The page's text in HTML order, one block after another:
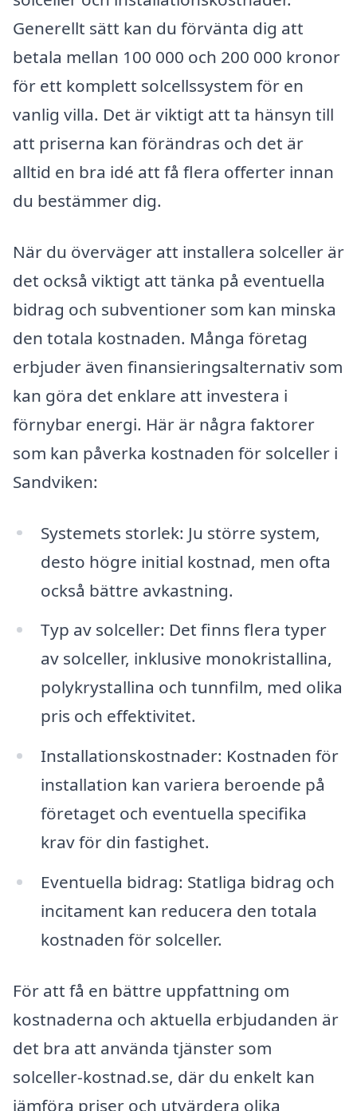
Generellt sätt kan du förvänta dig att
betala mellan 100 000 och 200 000 kronor
för ett komplett solcellssystem för en
vanlig villa. Det är viktigt att ta hänsyn till
att priserna kan förändras och det är
alltid en bra idé att få flera offerter innan
du bestämmer dig.
När du överväger att installera solceller är
det också viktigt att tänka på eventuella
bidrag och subventioner som kan minska
den totala kostnaden. Många företag
erbjuder även finansieringsalternativ som
kan göra det enklare att investera i
förnybar energi. Här är några faktorer
som kan påverka kostnaden för solceller i
Sandviken:
Systemets storlek: Ju större system,
desto högre initial kostnad, men ofta
också bättre avkastning.
Typ av solceller: Det finns flera typer
av solceller, inklusive monokristallina,
polykrystallina och tunnfilm, med olika
pris och effektivitet.
Installationskostnader: Kostnaden för
installation kan variera beroende på
företaget och eventuella specifika
krav för din fastighet.
Eventuella bidrag: Statliga bidrag och
incitament kan reducera den totala
kostnaden för solceller.
För att få en bättre uppfattning om
kostnaderna och aktuella erbjudanden är
det bra att använda tjänster som
solceller-kostnad.se, där du enkelt kan
jämföra priser och utvärdera olika